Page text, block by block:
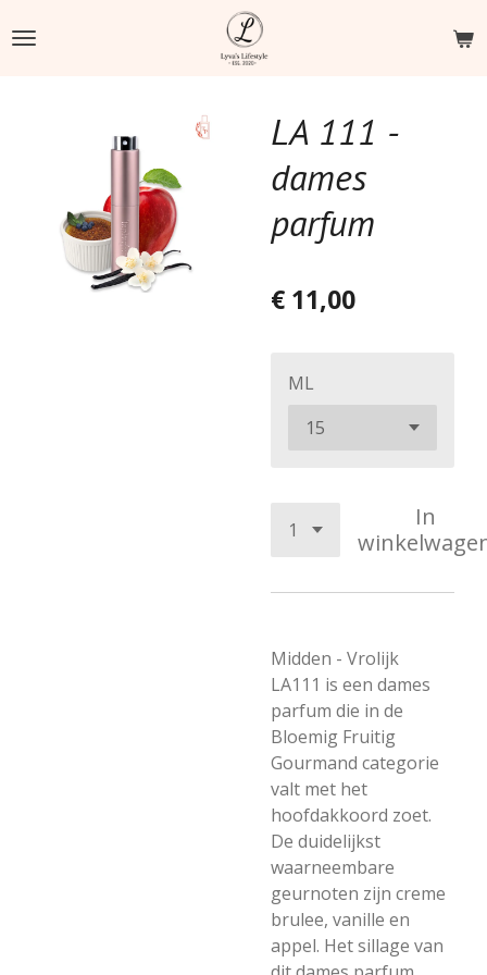
direct
LA 111 -
dames
parfum
€ 11,00
ML
In
Midden - Vrolijk
LA111 is een dames
parfum die in de
Bloemig Fruitig
Gourmand categorie
valt met het
hoofdakkoord zoet.
De duidelijkst
waarneembare
geurnoten zijn creme
brulee, vanille en
appel. Het sillage van